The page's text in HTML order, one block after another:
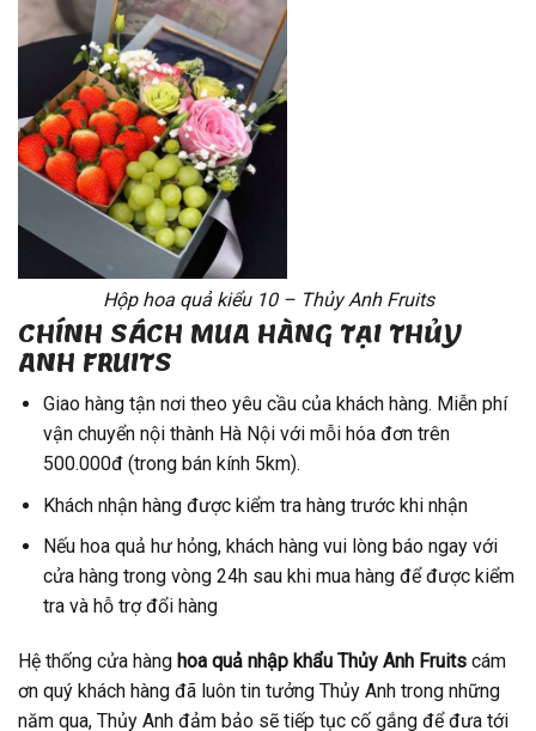
Hộp hoa quả kiểu 10 – Thủy Anh Fruits
CHÍNH SÁCH MUA HÀNG TẠI THỦY
ANH FRUITS
Giao hàng tận nơi theo yêu cầu của khách hàng. Miễn phí
vận chuyển nội thành Hà Nội với mỗi hóa đơn trên
500.000đ (trong bán kính 5km).
Khách nhận hàng được kiểm tra hàng trước khi nhận
Nếu hoa quả hư hỏng, khách hàng vui lòng báo ngay với
cửa hàng trong vòng 24h sau khi mua hàng để được kiểm
tra và hỗ trợ đổi hàng
Hệ thống cửa hàng hoa quả nhập khẩu Thủy Anh Fruits cám
ơn quý khách hàng đã luôn tin tưởng Thủy Anh trong những
năm qua, Thủy Anh đảm bảo sẽ tiếp tục cố gắng để đưa tới